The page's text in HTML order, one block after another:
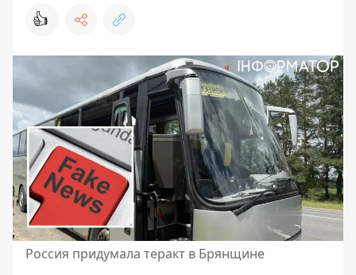
👍
Россия придумала теракт в Брянщине